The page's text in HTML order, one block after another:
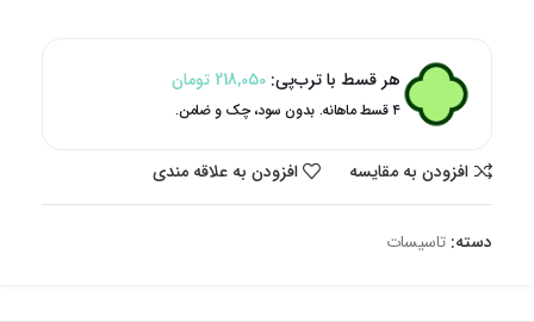
هر قسط با ترب‌پی: 218,050 تومان
۴ قسط ماهانه. بدون سود، چک و ضامن.
افزودن به مقایسه افزودن به علاقه مندی
دسته: تاسیسات